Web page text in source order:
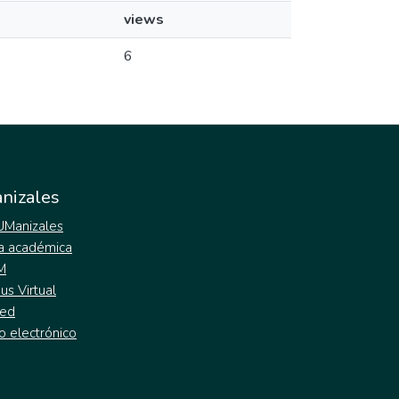
views
6
académica
Virtual
electrónico